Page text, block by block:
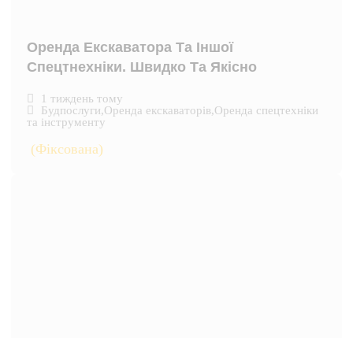
Оренда Екскаватора Та Іншої
Спецтнехніки. Швидко Та Якісно
1 тиждень тому
Будпослуги,Оренда екскаваторів,Оренда спецтехніки
та інструменту
(Фіксована)